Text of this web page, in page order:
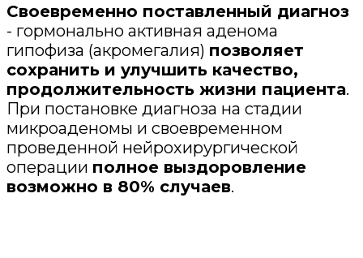
Своевременно поставленный диагноз
- гормонально активная аденома
гипофиза (акромегалия) позволяет
сохранить и улучшить качество,
продолжительность жизни пациента.
При постановке диагноза на стадии
микроаденомы и своевременном
проведенной нейрохирургической
операции полное выздоровление
возможно в 80% случаев.